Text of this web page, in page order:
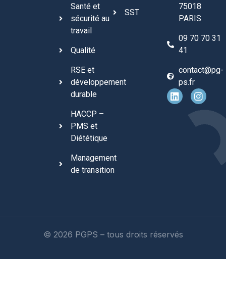
Santé et
sécurité au
travail
Qualité
RSE et
développement
durable
HACCP –
PMS et
Diététique
Management
de transition
SST
75018
PARIS
09 70 70 31
41
contact@pg-
ps.fr
© 2026 PGPS – tous droits réservés